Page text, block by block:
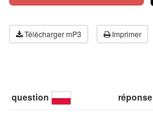
Télécharger mP3 Imprimer
question réponse